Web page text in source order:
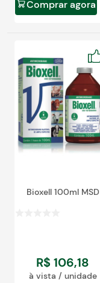
Comprar agora
Bioxell 100ml MSD
R$ 106,18
à vista / unidade